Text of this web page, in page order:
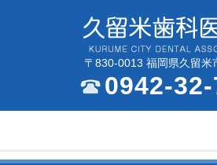
〒830-0013 福岡県久留米
0942-